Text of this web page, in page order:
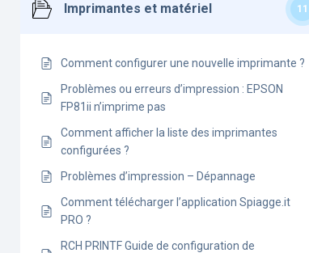
Imprimantes et matériel 11
Comment configurer une nouvelle imprimante ?
Problèmes ou erreurs d’impression : EPSON
FP81ii n’imprime pas
Comment afficher la liste des imprimantes
configurées ?
Problèmes d’impression – Dépannage
Comment télécharger l’application Spiagge.it
PRO ?
RCH PRINTF Guide de configuration de